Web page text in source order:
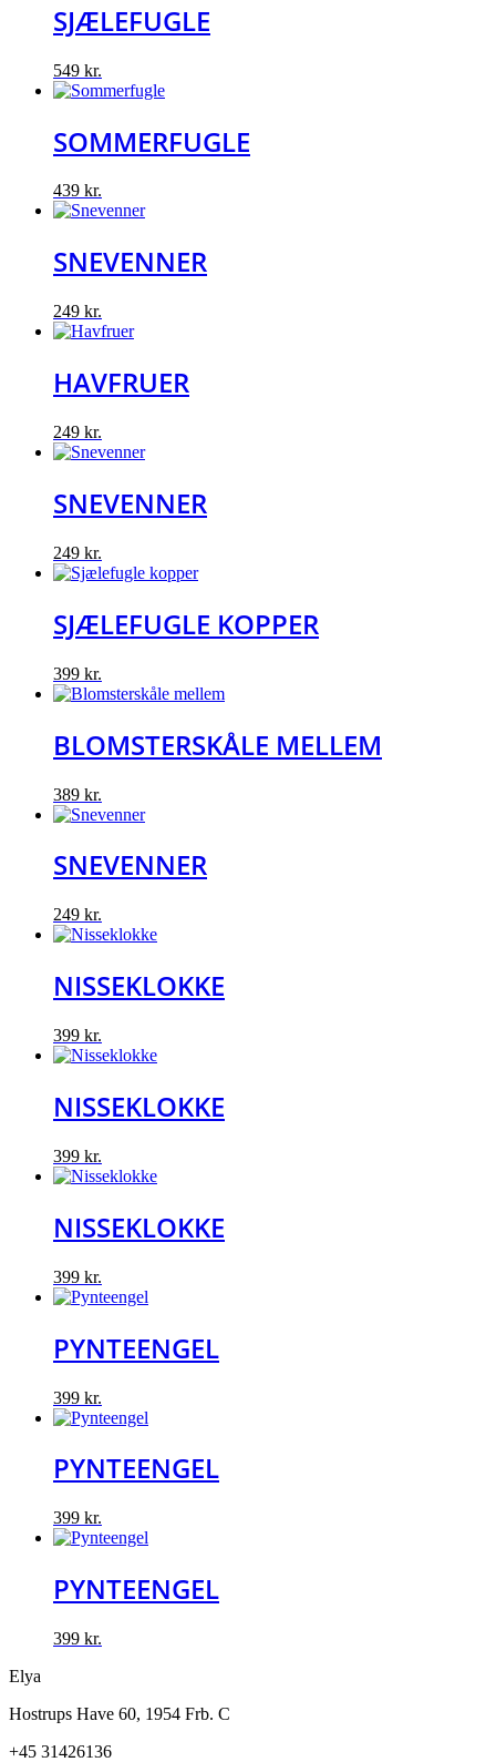
SJÆLEFUGLE
549 kr.
SOMMERFUGLE
439 kr.
SNEVENNER
249 kr.
HAVFRUER
249 kr.
SNEVENNER
249 kr.
SJÆLEFUGLE KOPPER
399 kr.
BLOMSTERSKÅLE MELLEM
389 kr.
SNEVENNER
249 kr.
NISSEKLOKKE
399 kr.
NISSEKLOKKE
399 kr.
NISSEKLOKKE
399 kr.
PYNTEENGEL
399 kr.
PYNTEENGEL
399 kr.
PYNTEENGEL
399 kr.
Elya
Hostrups Have 60, 1954 Frb. C
+45 31426136